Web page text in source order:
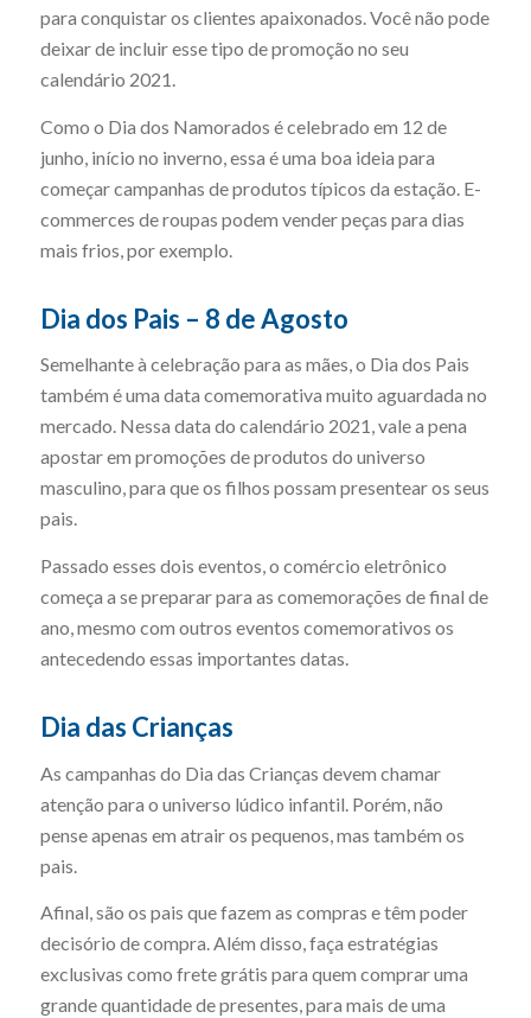
para conquistar os clientes apaixonados. Você não pode
deixar de incluir esse tipo de promoção no seu
calendário 2021.
Como o Dia dos Namorados é celebrado em 12 de
junho, início no inverno, essa é uma boa ideia para
começar campanhas de produtos típicos da estação. E-
commerces de roupas podem vender peças para dias
mais frios, por exemplo.
Dia dos Pais – 8 de Agosto
Semelhante à celebração para as mães, o Dia dos Pais
também é uma data comemorativa muito aguardada no
mercado. Nessa data do calendário 2021, vale a pena
apostar em promoções de produtos do universo
masculino, para que os filhos possam presentear os seus
pais.
Passado esses dois eventos, o comércio eletrônico
começa a se preparar para as comemorações de final de
ano, mesmo com outros eventos comemorativos os
antecedendo essas importantes datas.
Dia das Crianças
As campanhas do Dia das Crianças devem chamar
atenção para o universo lúdico infantil. Porém, não
pense apenas em atrair os pequenos, mas também os
pais.
Afinal, são os pais que fazem as compras e têm poder
decisório de compra. Além disso, faça estratégias
exclusivas como frete grátis para quem comprar uma
grande quantidade de presentes, para mais de uma